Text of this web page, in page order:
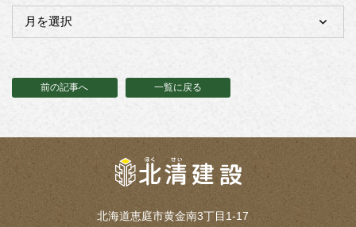
前の記事へ 一覧に戻る
北海道恵庭市黄金南3丁目1-17